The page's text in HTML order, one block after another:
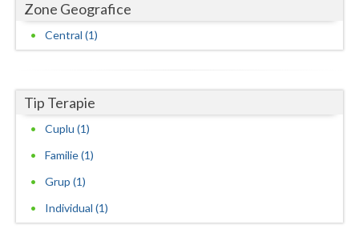
Ialomita
Ilfov
Maramures
Mehedinti
Neamt
Zone Geografice
Central (1)
Tip Terapie
Cuplu (1)
Familie (1)
Grup (1)
Individual (1)